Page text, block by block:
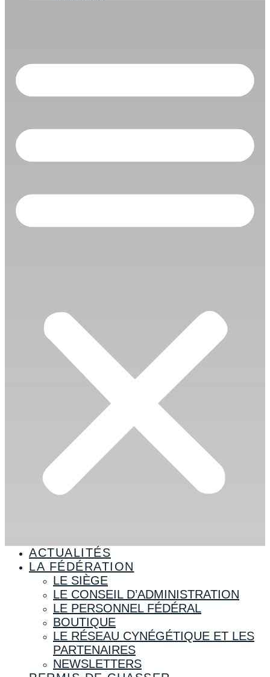
ACTUALITÉS
LA FÉDÉRATION
LE SIÈGE
LE CONSEIL D’ADMINISTRATION
LE PERSONNEL FÉDÉRAL
BOUTIQUE
LE RÉSEAU CYNÉGÉTIQUE ET LES
PARTENAIRES
NEWSLETTERS